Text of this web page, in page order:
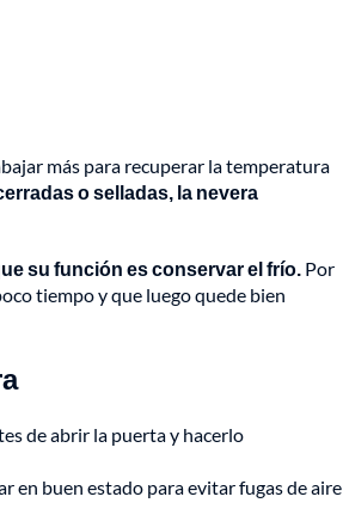
más para recuperar la temperatura
o selladas, la nevera
su función es conservar el frío. Por
tiempo y que luego quede bien
de abrir la puerta y hacerlo
en buen estado para evitar fugas de aire